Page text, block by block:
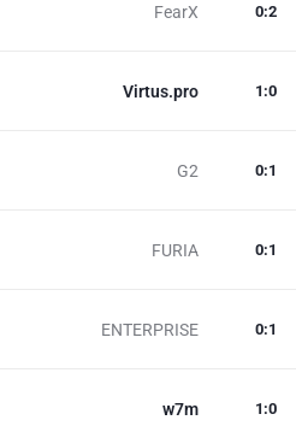
FearX 0:2
Virtus.pro 1 :0
G2 0:1
FURIA 0:1
ENTERPRISE 0:1
w7m 1 :0